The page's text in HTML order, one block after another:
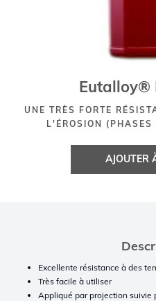
Eutalloy®
UNE TRÈS FORTE
L'ÉROSION
AJOUTER
Excellente résistance à des
Très facile à utiliser
Appliqué par projection suivie